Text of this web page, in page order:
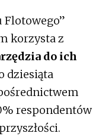
Flotowego”
korzysta z
do ich
dziesiąta
respondentów